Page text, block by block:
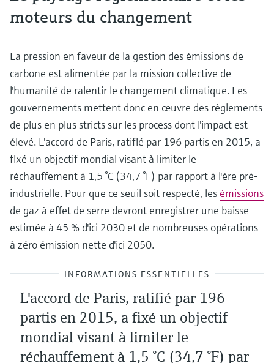
moteurs du changement
La pression en faveur de la gestion des émissions de
carbone est alimentée par la mission collective de
l'humanité de ralentir le changement climatique. Les
gouvernements mettent donc en œuvre des règlements
de plus en plus stricts sur les process dont l'impact est
élevé. L'accord de Paris, ratifié par 196 partis en 2015, a
fixé un objectif mondial visant à limiter le
réchauffement à 1,5 °C (34,7 °F) par rapport à l'ère pré-
industrielle. Pour que ce seuil soit respecté, les émissions
de gaz à effet de serre devront enregistrer une baisse
estimée à 45 % d'ici 2030 et de nombreuses opérations
à zéro émission nette d'ici 2050.
INFORMATIONS ESSENTIELLES
L'accord de Paris, ratifié par 196
partis en 2015, a fixé un objectif
mondial visant à limiter le
réchauffement à 1,5 °C (34,7 °F) par